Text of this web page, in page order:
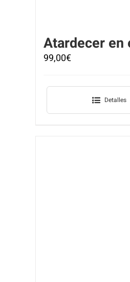
Atardecer en
99,00€
Detalles